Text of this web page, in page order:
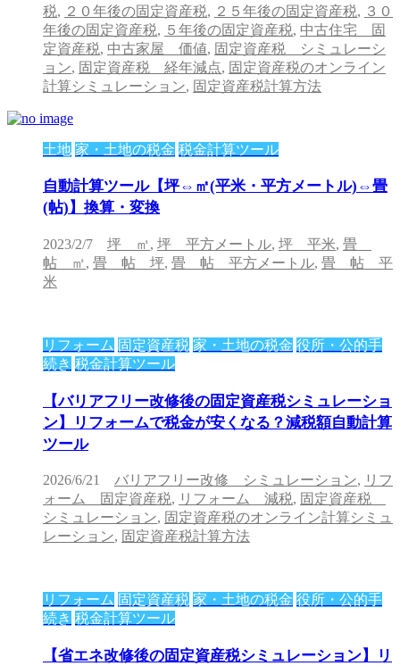
税, ２０年後の固定資産税, ２５年後の固定資産税, ３０
年後の固定資産税, ５年後の固定資産税, 中古住宅 固
定資産税, 中古家屋 価値, 固定資産税 シミュレーシ
ョン, 固定資産税 経年減点, 固定資産税のオンライン
計算シミュレーション, 固定資産税計算方法
土地 家・土地の税金 税金計算ツール
自動計算ツール【坪⇔㎡(平米・平方メートル)⇔畳
(帖)】換算・変換
2023/2/7 坪 ㎡, 坪 平方メートル, 坪 平米, 畳
帖 ㎡, 畳 帖 坪, 畳 帖 平方メートル, 畳 帖 平
米
リフォーム 固定資産税 家・土地の税金 役所・公的手
続き 税金計算ツール
【バリアフリー改修後の固定資産税シミュレーショ
ン】リフォームで税金が安くなる？減税額自動計算
ツール
2026/6/21 バリアフリー改修 シミュレーション, リフ
ォーム 固定資産税, リフォーム 減税, 固定資産税
シミュレーション, 固定資産税のオンライン計算シミュ
レーション, 固定資産税計算方法
リフォーム 固定資産税 家・土地の税金 役所・公的手
続き 税金計算ツール
【省エネ改修後の固定資産税シミュレーション】リ